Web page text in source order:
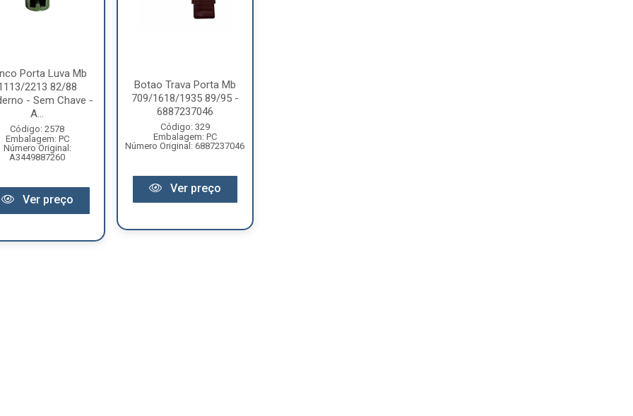
Porta Luva Mb
2213 82/88
- Sem Chave -
A...
Código: 2578
Embalagem: PC
Número Original:
A3449887260
Ver preço
Botao Trava Porta Mb
709/1618/1935 89/95 -
6887237046
Código: 329
Embalagem: PC
Número Original: 6887237046
Ver preço